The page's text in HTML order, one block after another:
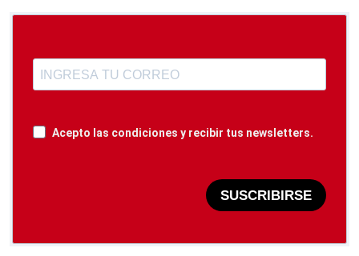
Acepto las condiciones y recibir tus newsletters.
SUSCRIBIRSE